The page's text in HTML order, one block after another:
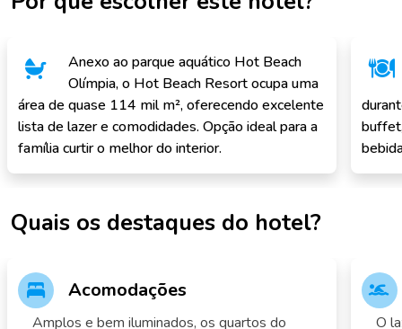
Anexo ao parque aquático Hot Beach
Olímpia, o Hot Beach Resort ocupa uma
área de quase 114 mil m², oferecendo excelente
lista de lazer e comodidades. Opção ideal para a
família curtir o melhor do interior.
Quais os destaques do hotel?
Acomodações
Amplos e bem iluminados, os quartos do
O